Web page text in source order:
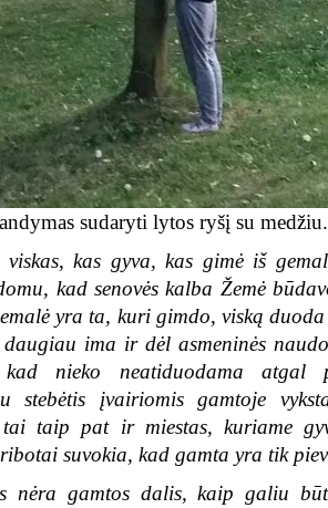
sudaryti lytos ryšį su
kas gyva, kas gimė iš
kad senovės kalba Žemė
yra ta, kuri gimdo, viską
ima ir dėl asmeninės
kad nieko neatiduodama atgal
stebėtis įvairiomis gamtoje
taip pat ir miestas, kuriame
suvokia, kad gamta yra tik
nėra gamtos dalis, kaip galiu